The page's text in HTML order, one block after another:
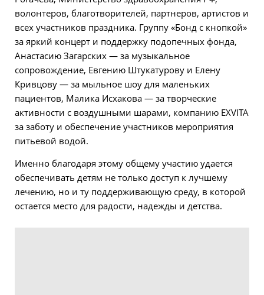
волонтеров, благотворителей, партнеров, артистов и
всех участников праздника. Группу «Бонд с кнопкой»
за яркий концерт и поддержку подопечных фонда,
Анастасию Загарских — за музыкальное
сопровождение, Евгению Штукатурову и Елену
Кривцову — за мыльное шоу для маленьких
пациентов, Малика Исхакова — за творческие
активности с воздушными шарами, компанию EXVITA
за заботу и обеспечение участников мероприятия
питьевой водой.
Именно благодаря этому общему участию удается
обеспечивать детям не только доступ к лучшему
лечению, но и ту поддерживающую среду, в которой
остается место для радости, надежды и детства.